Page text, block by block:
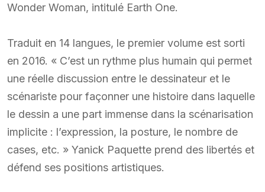
Wonder Woman, intitulé Earth One.
Traduit en 14 langues, le premier volume est sorti
en 2016. « C’est un rythme plus humain qui permet
une réelle discussion entre le dessinateur et le
scénariste pour façonner une histoire dans laquelle
le dessin a une part immense dans la scénarisation
implicite : l’expression, la posture, le nombre de
cases, etc. » Yanick Paquette prend des libertés et
défend ses positions artistiques.